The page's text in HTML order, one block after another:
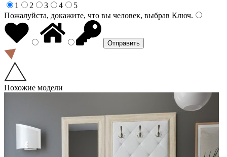
1
2 3 4
5
Пожалуйста, докажите, что вы человек, выбрав Ключ.
Похожие модели